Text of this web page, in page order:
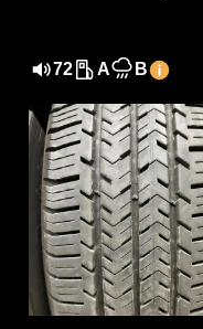
72 A B